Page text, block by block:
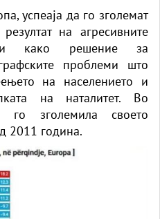
успеаја да го зголемат
на агресивните
како решение за
проблеми што
на населението и
на наталитет. Во
го зголемила своето
2011 година.